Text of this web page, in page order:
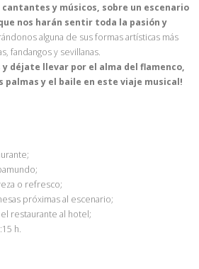
y músicos, sobre un escenario
nos harán sentir toda la pasión y
alguna de sus formas artísticas más
fandangos y sevillanas.
déjate llevar por el alma del flamenco,
palmas y el baile en este viaje musical!
o refresco;
próximas al escenario;
restaurante al hotel;
h.